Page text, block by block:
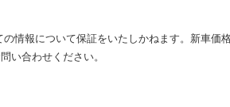
情報について保証をいたしかねます。新車価
い合わせください。